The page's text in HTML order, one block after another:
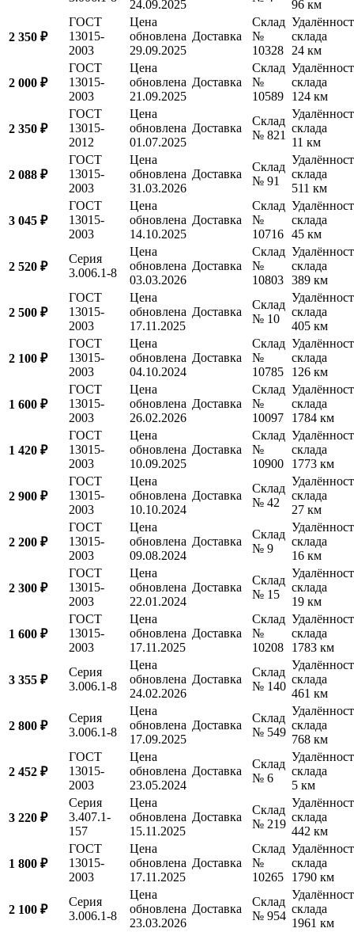
24.09.2025 96 км
2 350 ₽
ГОСТ
13015-
2003
Цена
обновлена
29.09.2025
Доставка
Склад
№
10328
склада
24 км
2 000 ₽
ГОСТ
13015-
2003
Цена
обновлена
21.09.2025
Доставка
Склад
№
10589
склада
124 км
2 350 ₽
ГОСТ
13015-
2012
Цена
обновлена
01.07.2025
Доставка
Склад
№ 821
склада
11 км
2 088 ₽
ГОСТ
13015-
2003
Цена
обновлена
31.03.2026
Доставка
Склад
№ 91
склада
511 км
3 045 ₽
ГОСТ
13015-
2003
Цена
обновлена
14.10.2025
Доставка
Склад
№
10716
склада
45 км
2 520 ₽
Серия
3.006.1-8
Цена
обновлена
03.03.2026
Доставка
Склад
№
10803
склада
389 км
2 500 ₽
ГОСТ
13015-
2003
Цена
обновлена
17.11.2025
Доставка
Склад
№ 10
склада
405 км
2 100 ₽
ГОСТ
13015-
2003
Цена
обновлена
04.10.2024
Доставка
Склад
№
10785
склада
126 км
1 600 ₽
ГОСТ
13015-
2003
Цена
обновлена
26.02.2026
Доставка
Склад
№
10097
склада
1784 км
1 420 ₽
ГОСТ
13015-
2003
Цена
обновлена
10.09.2025
Доставка
Склад
№
10900
склада
1773 км
2 900 ₽
ГОСТ
13015-
2003
Цена
обновлена
10.10.2024
Доставка
Склад
№ 42
склада
27 км
2 200 ₽
ГОСТ
13015-
2003
Цена
обновлена
09.08.2024
Доставка
Склад
№ 9
склада
16 км
2 300 ₽
ГОСТ
13015-
2003
Цена
обновлена
22.01.2024
Доставка
Склад
№ 15
склада
19 км
1 600 ₽
ГОСТ
13015-
2003
Цена
обновлена
17.11.2025
Доставка
Склад
№
10208
склада
1783 км
3 355 ₽
Серия
3.006.1-8
Цена
обновлена
24.02.2026
Доставка
Склад
№ 140
склада
461 км
2 800 ₽
Серия
3.006.1-8
Цена
обновлена
17.09.2025
Доставка
Склад
№ 549
склада
768 км
2 452 ₽
ГОСТ
13015-
2003
Цена
обновлена
23.05.2024
Доставка
Склад
№ 6
склада
5 км
3 220 ₽
Серия
3.407.1-
157
Цена
обновлена
15.11.2025
Доставка
Склад
№ 219
склада
442 км
1 800 ₽
ГОСТ
13015-
2003
Цена
обновлена
17.11.2025
Доставка
Склад
№
10265
склада
1790 км
2 100 ₽
Серия
3.006.1-8
Цена
обновлена
23.03.2026
Доставка
Склад
№ 954
склада
1961 км